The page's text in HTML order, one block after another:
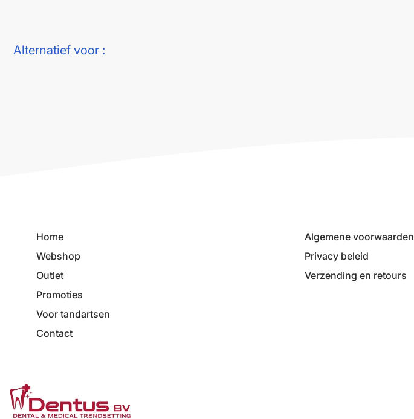
Alternatief voor :
Home
Webshop
Outlet
Promoties
Voor tandartsen
Contact
Algemene voorwaarden
Privacy beleid
Verzending en retours